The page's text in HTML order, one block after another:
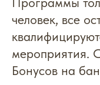
❗️Если гость
сумму —
автоматически.